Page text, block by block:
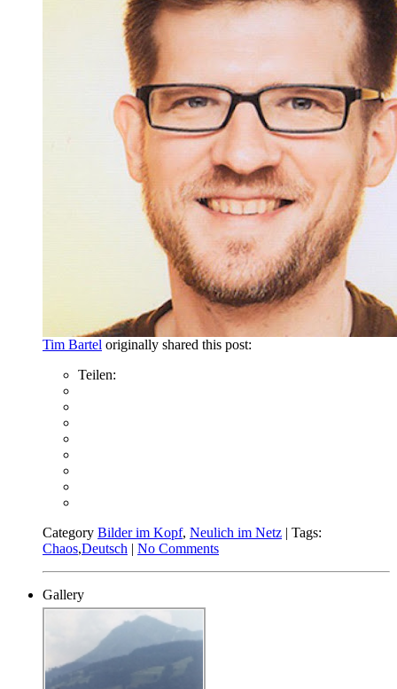
Tim Bartel originally shared this post:
Teilen:
Category Bilder im Kopf, Neulich im Netz | Tags:
Chaos,Deutsch | No Comments
Gallery